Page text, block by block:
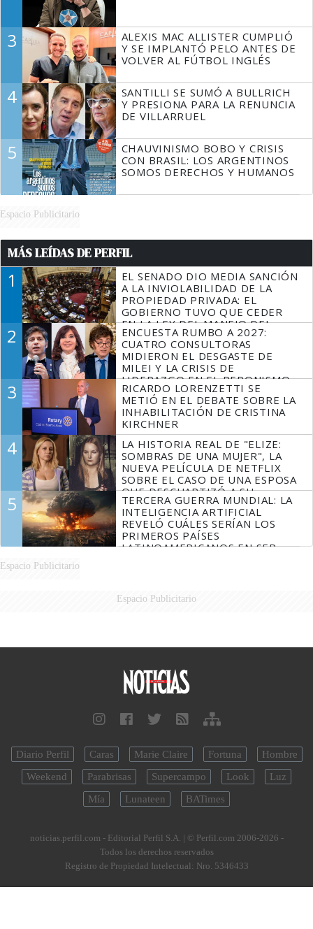
3
ALEXIS MAC ALLISTER CUMPLIÓ
Y SE IMPLANTÓ PELO ANTES DE
VOLVER AL FÚTBOL INGLÉS
4
SANTILLI SE SUMÓ A BULLRICH
Y PRESIONA PARA LA RENUNCIA
DE VILLARRUEL
5
CHAUVINISMO BOBO Y CRISIS
CON BRASIL: LOS ARGENTINOS
SOMOS DERECHOS Y HUMANOS
Espacio Publicitario
MÁS LEÍDAS DE PERFIL
1
EL SENADO DIO MEDIA SANCIÓN
A LA INVIOLABILIDAD DE LA
PROPIEDAD PRIVADA: EL
GOBIERNO TUVO QUE CEDER
EN LA LEY DEL MANEJO DEL
FUEGO
2
ENCUESTA RUMBO A 2027:
CUATRO CONSULTORAS
MIDIERON EL DESGASTE DE
MILEI Y LA CRISIS DE
LIDERAZGO EN EL PERONISMO
3
RICARDO LORENZETTI SE
METIÓ EN EL DEBATE SOBRE LA
INHABILITACIÓN DE CRISTINA
KIRCHNER
4
LA HISTORIA REAL DE "ELIZE:
SOMBRAS DE UNA MUJER", LA
NUEVA PELÍCULA DE NETFLIX
SOBRE EL CASO DE UNA ESPOSA
QUE DESCUARTIZÓ A SU
MARIDO
5
TERCERA GUERRA MUNDIAL: LA
INTELIGENCIA ARTIFICIAL
REVELÓ CUÁLES SERÍAN LOS
PRIMEROS PAÍSES
LATINOAMERICANOS EN SER
Espacio Publicitario
Espacio Publicitario
Diario Perfil Caras Marie Claire Fortuna
Hombre
Weekend
Parabrisas Supercampo Look
Luz
Mía
Lunateen BATimes
noticias.perfil.com - Editorial Perfil S.A. | © Perfil.com 2006-2026 -
Todos los derechos reservados
Registro de Propiedad Intelectual: Nro. 5346433